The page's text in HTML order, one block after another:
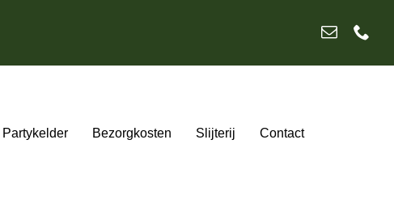
Partykelder Bezorgkosten Slijterij Contact